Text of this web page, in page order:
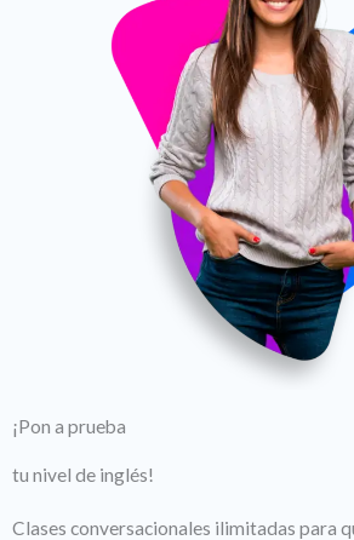
¡Pon a prueba
tu nivel de inglés!
Clases conversacionales ilimitadas para